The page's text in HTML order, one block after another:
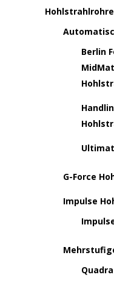
Hohlstrahlrohre
Berlin
G-Force
Impulse